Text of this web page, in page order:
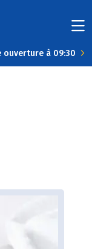
ouverture à 09:30